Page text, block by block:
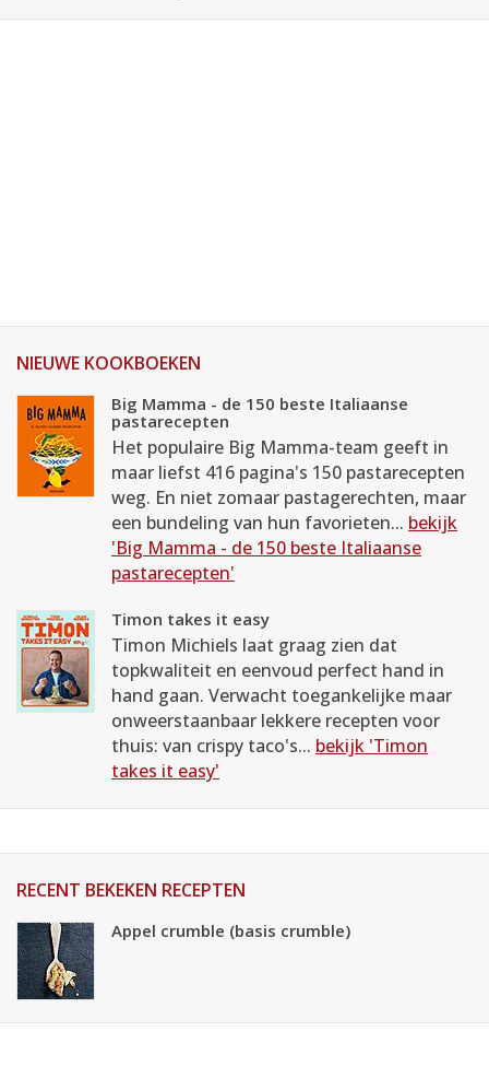
NIEUWE KOOKBOEKEN
Big Mamma - de 150 beste Italiaanse
pastarecepten
Het populaire Big Mamma-team geeft in
maar liefst 416 pagina's 150 pastarecepten
weg. En niet zomaar pastagerechten, maar
een bundeling van hun favorieten... bekijk
'Big Mamma - de 150 beste Italiaanse
pastarecepten'
Timon takes it easy
Timon Michiels laat graag zien dat
topkwaliteit en eenvoud perfect hand in
hand gaan. Verwacht toegankelijke maar
onweerstaanbaar lekkere recepten voor
thuis: van crispy taco's... bekijk 'Timon
takes it easy'
RECENT BEKEKEN RECEPTEN
Appel crumble (basis crumble)